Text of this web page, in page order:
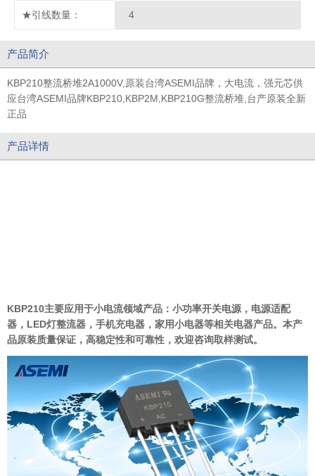
★引线数量： 4
产品简介
KBP210整流桥堆2A1000V,原装台湾ASEMI品牌，大电流，强元芯供
应台湾ASEMI品牌KBP210,KBP2M,KBP210G整流桥堆,台产原装全新
正品
产品详情
KBP210主要应用于小电流领域产品：小功率开关电源，电源适配
器， LED灯整流器，手机充电器，家用小电器等相关电器产品。本产
品原装质量保证 ， 高稳定性和可靠性，欢迎咨询取样测试。